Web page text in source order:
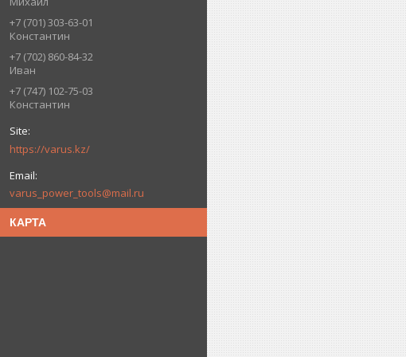
+7 (701) 303-63-01
Константин
+7 (702) 860-84-32
Иван
+7 (747) 102-75-03
Константин
https://varus.kz/
varus_power_tools@mail.ru
КАРТА